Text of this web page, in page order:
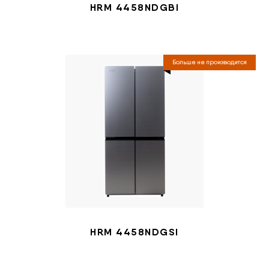
HRM 4458NDGBI
Больше не производится
HRM 4458NDGSI